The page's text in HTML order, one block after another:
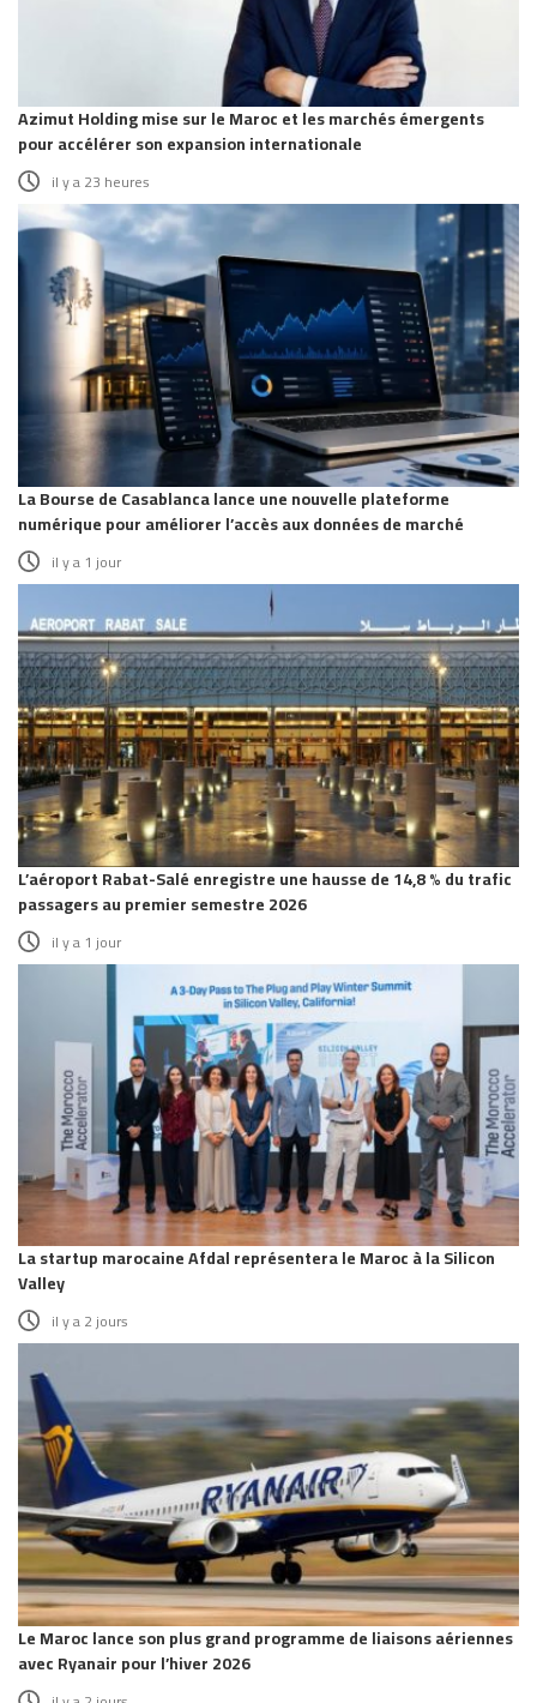
Azimut Holding mise sur le Maroc et les marchés émergents
pour accélérer son expansion internationale
il y a 23 heures
La Bourse de Casablanca lance une nouvelle plateforme
numérique pour améliorer l’accès aux données de marché
il y a 1 jour
L’aéroport Rabat-Salé enregistre une hausse de 14,8 % du trafic
passagers au premier semestre 2026
il y a 1 jour
La startup marocaine Afdal représentera le Maroc à la Silicon
Valley
il y a 2 jours
Le Maroc lance son plus grand programme de liaisons aériennes
avec Ryanair pour l’hiver 2026